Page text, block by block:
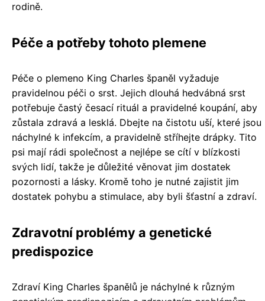
rodině.
Péče a potřeby tohoto plemene
Péče o plemeno King Charles španěl vyžaduje
pravidelnou péči o srst. Jejich dlouhá hedvábná srst
potřebuje častý česací rituál a pravidelné koupání, aby
zůstala zdravá a lesklá. Dbejte na čistotu uší, které jsou
náchylné k infekcím, a pravidelně stříhejte drápky. Tito
psi mají rádi společnost a nejlépe se cítí v blízkosti
svých lidí, takže je důležité věnovat jim dostatek
pozornosti a lásky. Kromě toho je nutné zajistit jim
dostatek pohybu a stimulace, aby byli šťastní a zdraví.
Zdravotní problémy a genetické
predispozice
Zdraví King Charles španělů je náchylné k různým